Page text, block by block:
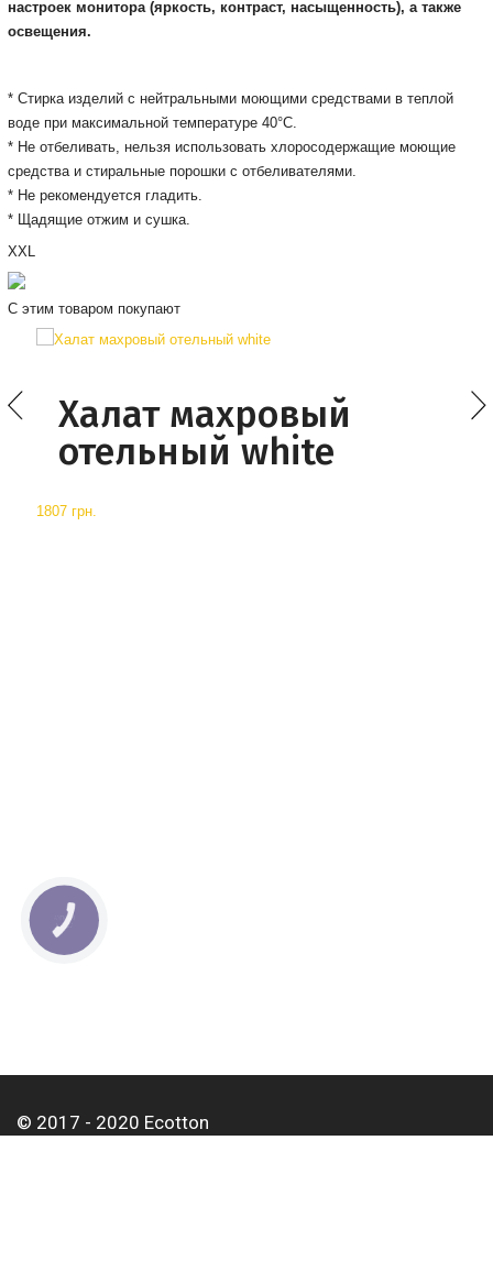
настроек монитора(яркость, контраст, насыщенность), а также
освещения.
* Cтирка изделий с нейтральными моющими средствами в теплой
воде при максимальной температуре 40°С.
* Не отбеливать, нельзя использовать хлоросодержащие моющие
средства и стиральные порошки с отбеливателями.
* Не рекомендуется гладить.
* Щадящие отжим и сушка.
XXL
С этим товаром покупают
Халат махровый
отельный white
1807 грн.
© 2017 - 2020 Ecotton
КНОПКА
СВЯЗИ